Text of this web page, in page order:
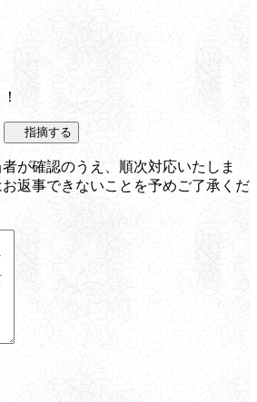
指摘する
が確認のうえ、順次対応いたしま
返事できないことを予めご了承くだ